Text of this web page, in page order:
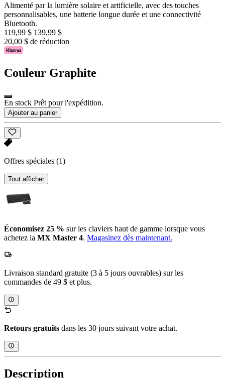
Alimenté par la lumière solaire et artificielle, avec des touches
personnalisables, une batterie longue durée et une connectivité
Bluetooth.
119,99 $ 139,99 $
20,00 $ de réduction
Couleur Graphite
En stock Prêt pour l'expédition.
Ajouter au panier
Offres spéciales (1)
Tout afficher
Économisez 25 % sur les claviers haut de gamme lorsque vous
achetez la MX Master 4. Magasinez dès maintenant.
Livraison standard gratuite (3 à 5 jours ouvrables) sur les
commandes de 49 $ et plus.
Retours gratuits dans les 30 jours suivant votre achat.
Description